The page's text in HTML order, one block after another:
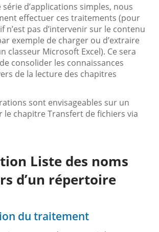
série d’applications simples, nous
effectuer ces traitements (pour
n’est pas d’intervenir sur le contenu
exemple de charger ou d’extraire
classeur Microsoft Excel). Ce sera
consolider les connaissances
de la lecture des chapitres
sont envisageables sur un
le chapitre Transfert de fichiers via
Liste des noms
d’un répertoire
du traitement